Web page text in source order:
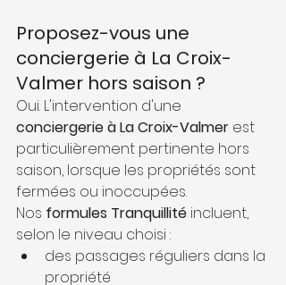
Proposez-vous une
conciergerie à La Croix-
Valmer hors saison ?
Oui. L'intervention d'une
conciergerie à La Croix-Valmer est
particulièrement pertinente hors
saison, lorsque les propriétés sont
fermées ou inoccupées.
Nos formules Tranquillité incluent,
selon le niveau choisi :
des passages réguliers dans la
propriété